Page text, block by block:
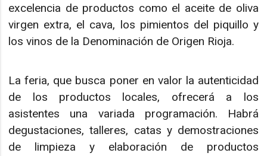
excelencia de productos como el aceite de oliva
virgen extra, el cava, los pimientos del piquillo y
los vinos de la Denominación de Origen Rioja.
La feria, que busca poner en valor la autenticidad
de los productos locales, ofrecerá a los
asistentes una variada programación. Habrá
degustaciones, talleres, catas y demostraciones
de limpieza y elaboración de productos